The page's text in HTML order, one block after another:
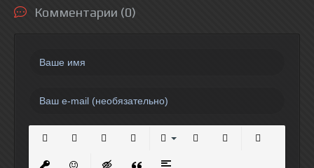
Комментарии (0)